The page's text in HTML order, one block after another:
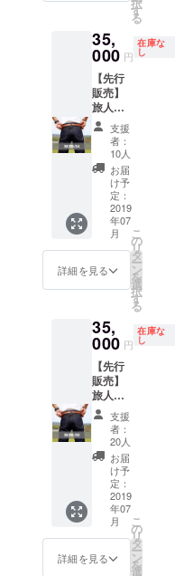
がござ
す。何
卒ご了
承くだ
さい。
ご支援
いただ
いた方
には別
途お礼
のメー
ルをお
送りさ
せて頂
きま
す。
はお届
ない場
合がご
ざいま
す） ※
お届け
予定日
は2019
年6月~7
月を予
定して
おりま
すが、
工場の
生産状
況によ
り多少
前後す
る場合
がござ
す。何
卒ご了
承くだ
さい。
ご支援
いただ
いた方
には別
途お礼
のメー
ルをお
送りさ
せて頂
きま
す。
す。 ※
場合、
送料は
無料で
お送り
致しま
す。海
外への
お届け
をご希
望の場
合は別
途送料
を頂戴
いたし
ます。
(国や地
域に
よって
はお届
ない場
合がご
ざいま
す） ※
お届け
予定日
は2019
年6月~7
月を予
定して
おりま
すが、
工場の
生産状
況によ
り多少
前後す
る場合
の際は
往復の
送料を
ご負担
頂きま
す。 ※
万が
一、本
ジーン
ズによ
り怪我
を追わ
れたと
しても
一切の
責任を
負いか
ねま
す。 ※
場合、
送料は
無料で
お送り
致しま
す。海
外への
お届け
をご希
望の場
合は別
途送料
を頂戴
いたし
ます。
(国や地
域に
よって
費、飲
食費は
含まれ
ており
ません
のでご
了承下
さい。
（団体
可・日
程につ
いては
別途ご
相談さ
せて下
い。）
ご支援
いた方
には別
途お礼
メール
をお送
りさせ
て頂き
ます。
受けで
きませ
ん。 ※
お互い
の安全
性確保
のた
め、公
共の場
で面会
いたし
ます。
※離島な
ど、ア
クセス
の難し
い地域
費を頂
戴する
事がご
ざいま
す。 ご
支援い
ただい
た方に
は別途
お礼
メール
をお送
りさせ
て頂き
ます。
にス
テッ
カー等
を常に
装着さ
せて頂
こうと
考えて
いま
す。 お
よそ3分
の短編
ムー
ビー及
び8分の
中編
ムー
す。 世
界各国
の販売
店・消
費者に
向けて
PRして
いくこ
とを予
定して
おりま
すの
で、英
語ナ
レー
ション×
日本語
字のご
の鎧で
あり超
ヘビー
オンス
ジーン
ズとな
りま
す。
ウォッ
シュを
かけて
いない
生デニ
ムとな
ります
ので、
ウエス
2-5cm
程縮む
事が予
想され
ます。
完全に
好みの
問題で
すが、
少しき
つめで
穿きジ
ワを
しっか
り出し
たい方
は普段
す
る
35,
000 円
在庫な
し
【先行
販売】
旅人用
ジーン
ズ"JOU
RNEY
ARMO
UR" ユ
ニセッ
クスで
サイズ
はW34
の製品
です。
読んで
字のご
の鎧で
あり超
ヘビー
オンス
ジーン
ズとな
りま
す。
ウォッ
シュを
かけて
いない
生デニ
ムとな
ります
ので、
ウエス
支援
者：
10人
お届
け予
定：
2019
年07
月
詳細を見る
こ
の
リ
タ
ー
ン
を
選
択
す
る
35,
000 円
在庫な
し
【先行
販売】
旅人用
ジーン
ズ"JOU
RNEY
ARMO
UR" ユ
ニセッ
クスで
サイズ
はW30
の製品
です。
読んで
支援
者：
20人
お届
け予
定：
2019
年07
月
詳細を見る
こ
の
リ
タ
ー
ン
を
選